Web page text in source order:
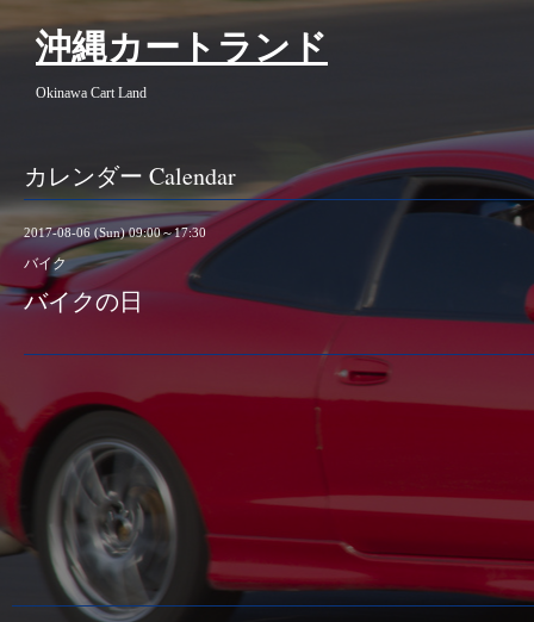
沖縄カートランド
Okinawa Cart Land
カレンダー Calendar
2017-08-06 (Sun) 09:00～17:30
バイク
バイクの日